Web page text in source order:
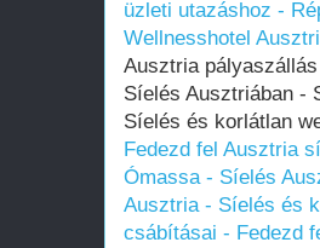
üzleti utazáshoz -
Wellnesshotel
Ausztria
Síelés Ausztriában -
Síelés és korlátlan
Fedezd fel Ausztria
Ómassa - Síelés
Ausztria - Síelés és
csábításai - Fedezd